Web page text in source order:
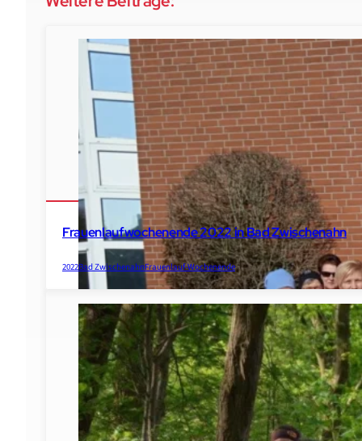
Madrid
Frauenlaufwochenende 2022 in Bad Zwischenahn
2022Bad ZwischenahnFrauenlauf-Wochenende